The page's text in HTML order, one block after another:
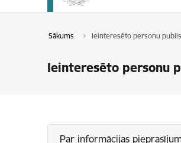
Sākums Ieinteresēto personu
Ieinteresēto personu
Par informācijas